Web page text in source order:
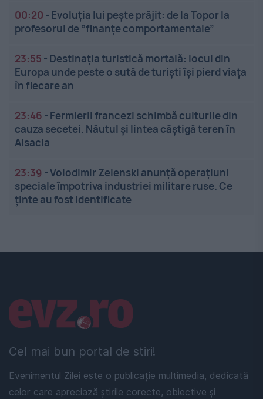
00:20 - Evoluția lui pește prăjit: de la Topor la
profesorul de ”finanțe comportamentale”
23:55 - Destinația turistică mortală: locul din
Europa unde peste o sută de turiști își pierd viața
în fiecare an
23:46 - Fermierii francezi schimbă culturile din
cauza secetei. Năutul și lintea câștigă teren în
Alsacia
23:39 -Volodimir Zelenski anunță operațiuni
speciale împotriva industriei militare ruse. Ce
ținte au fost identificate
Cel mai bun portal de stiri!
Evenimentul Zilei este o publicație multimedia, dedicată
celor care apreciază știrile corecte, obiective și
Linkuri utile